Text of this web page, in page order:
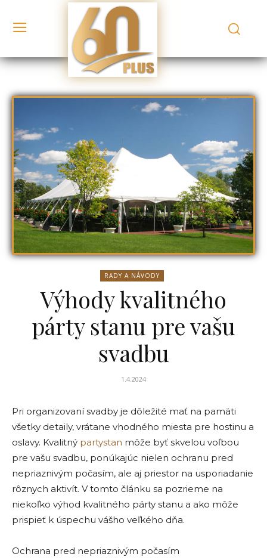
RADY A NÁVODY
Výhody kvalitného
párty stanu pre vašu
svadbu
1.4.2024
Pri organizovaní svadby je dôležité mať na pamäti
všetky detaily, vrátane vhodného miesta pre hostinu a
oslavy. Kvalitný partystan môže byť skvelou voľbou
pre vašu svadbu, ponúkajúc nielen ochranu pred
nepriaznivým počasím, ale aj priestor na usporiadanie
rôznych aktivít. V tomto článku sa pozrieme na
niekoľko výhod kvalitného párty stanu a ako môže
prispieť k úspechu vášho veľkého dňa.
Ochrana pred nepriaznivým počasím